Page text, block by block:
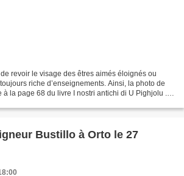
revoir le visage des êtres aimés éloignés ou
riche d’enseignements. Ainsi, la photo de
la page 68 du livre I nostri antichi di U Pighjolu .
Bustillo à Orto le 27